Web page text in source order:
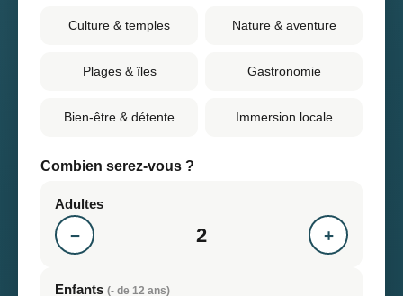
Culture & temples Nature & aventure
Plages & îles Gastronomie
Bien-être & détente Immersion locale
Combien serez-vous ?
Adultes
− 2 +
Enfants (- de 12 ans)